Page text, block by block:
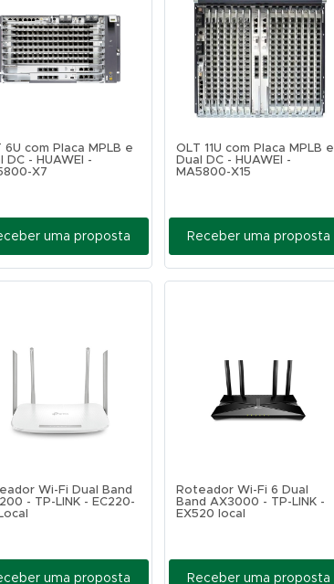
6U com Placa MPLB e
DC - HUAWEI -
X7
uma proposta
OLT 11U com Placa MPLB e
Dual DC - HUAWEI -
MA5800-X15
Receber uma proposta
Wi-Fi Dual Band
- TP-LINK - EC220-
uma proposta
Roteador Wi-Fi 6 Dual
Band AX3000 - TP-LINK -
EX520 local
Receber uma proposta